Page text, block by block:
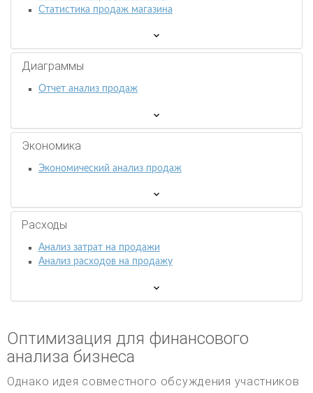
Статистика продаж магазина
Диаграммы
Отчет анализ продаж
Экономика
Экономический анализ продаж
Расходы
Анализ затрат на продажи
Анализ расходов на продажу
Оптимизация для финансового
анализа бизнеса
Однако идея совместного обсуждения участников